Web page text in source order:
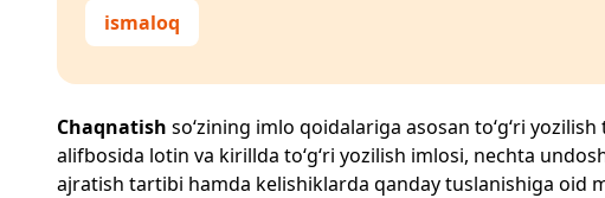
ismaloq
Chaqnatish so‘zining imlo qoidalariga asosan to‘g‘ri
alifbosida lotin va kirillda to‘g‘ri yozilish imlosi, nechta
ajratish tartibi hamda kelishiklarda qanday tuslanishiga oid